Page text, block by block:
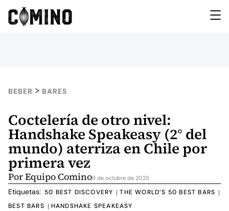
BEBER > BARES
Coctelería de otro nivel:
Handshake Speakeasy (2° del
mundo) aterriza en Chile por
primera vez
PorEquipo Comino9 de octubre de 2025
Etiquetas: 50 BEST DISCOVERY | THE WORLD’S 50 BEST BARS |
BEST BARS | HANDSHAKE SPEAKEASY